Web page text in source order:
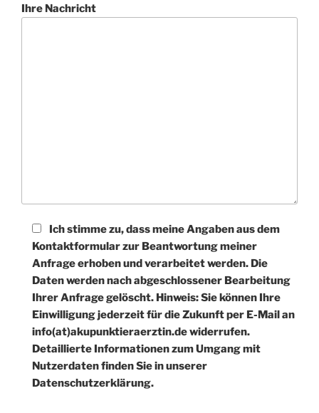
Ihre Nachricht
Ich stimme zu, dass meine Angaben aus dem
Kontaktformular zur Beantwortung meiner
Anfrage erhoben und verarbeitet werden. Die
Daten werden nach abgeschlossener Bearbeitung
Ihrer Anfrage gelöscht. Hinweis: Sie können Ihre
Einwilligung jederzeit für die Zukunft per E-Mail an
info(at)akupunktieraerztin.de widerrufen.
Detaillierte Informationen zum Umgang mit
Nutzerdaten finden Sie in unserer
Datenschutzerklärung.